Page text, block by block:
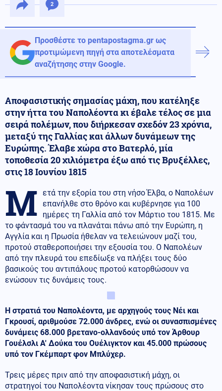
2
Προσθέστε το pentapostagma.gr ως
προτιμώμενη πηγή στα αποτελέσματα
αναζήτησης στην Google.
Αποφασιστικής σημασίας μάχη, που κατέληξε
στην ήττα του Ναπολέοντα κι έβαλε τέλος σε μια
σειρά πολέμων, που διήρκεσαν σχεδόν 23 χρόνια,
μεταξύ της Γαλλίας και άλλων δυνάμεων της
Ευρώπης. Έλαβε χώρα στο Βατερλό, μία
τοποθεσία 20 χιλιόμετρα έξω από τις Βρυξέλλες,
στις 18 Ιουνίου 1815
Μ ετά την εξορία του στη νήσο Έλβα, ο Ναπολέων
επανήλθε στο θρόνο και κυβέρνησε για 100
ημέρες τη Γαλλία από τον Μάρτιο του 1815. Με
το φάντασμά του να πλανάται πάνω από την Ευρώπη, η
Αγγλία και η Πρωσία ήθελαν να τελειώνουν μαζί του,
προτού σταθεροποιήσει την εξουσία του. Ο Ναπολέων
από την πλευρά του επεδίωξε να πλήξει τους δύο
βασικούς του αντιπάλους προτού κατορθώσουν να
ενώσουν τις δυνάμεις τους.
Η στρατιά του Ναπολέοντα, με αρχηγούς τους Νέι και
Γκρουσί, αριθμούσε 72.000 άνδρες, ενώ οι συνασπισμένες
δυνάμεις 68.000 βρετανο-ολλανδούς υπό τον Άρθουρ
Γουέλσλι Α' Δούκα του Ουέλιγκτον και 45.000 πρώσους
υπό τον Γκέμπαρτ φον Μπλύχερ.
Τρεις μέρες πριν από την αποφασιστική μάχη, οι
στρατηγοί του Ναπολέοντα νίκησαν τους πρώσους στο